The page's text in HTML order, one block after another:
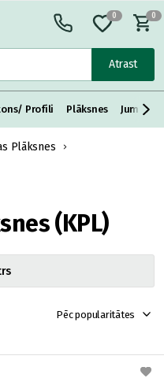
Atrast
0 0
Profili Plāksnes Jumta
Plāksnes
(KPL)
Pēc popularitātes